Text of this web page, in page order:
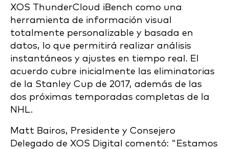
XOS ThunderCloud iBench como una
herramienta de información visual
totalmente personalizable y basada en
datos, lo que permitirá realizar análisis
instantáneos y ajustes en tiempo real. El
acuerdo cubre inicialmente las eliminatorias
de la Stanley Cup de 2017, además de las
dos próximas temporadas completas de la
NHL.
Matt Bairos, Presidente y Consejero
Delegado de XOS Digital comentó: "Estamos